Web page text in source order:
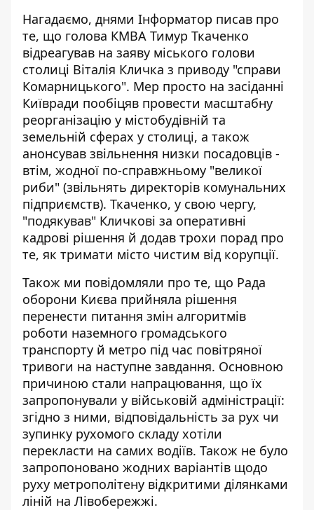
Нагадаємо, днями Інформатор писав про
те, що голова КМВА Тимур Ткаченко
відреагував на заяву міського голови
столиці Віталія Кличка з приводу "справи
Комарницького". Мер просто на засіданні
Київради пообіцяв провести масштабну
реорганізацію у містобудівній та
земельній сферах у столиці, а також
анонсував звільнення низки посадовців -
втім, жодної по-справжньому "великої
риби" (звільнять директорів комунальних
підприємств). Ткаченко, у свою чергу,
"подякував" Кличкові за оперативні
кадрові рішення й додав трохи порад про
те, як тримати місто чистим від корупції.
Також ми повідомляли про те, що Рада
оборони Києва прийняла рішення
перенести питання змін алгоритмів
роботи наземного громадського
транспорту й метро під час повітряної
тривоги на наступне завдання. Основною
причиною стали напрацювання, що їх
запропонували у військовій адміністрації:
згідно з ними, відповідальність за рух чи
зупинку рухомого складу хотіли
перекласти на самих водіїв. Також не було
запропоновано жодних варіантів щодо
руху метрополітену відкритими ділянками
ліній на Лівобережжі.